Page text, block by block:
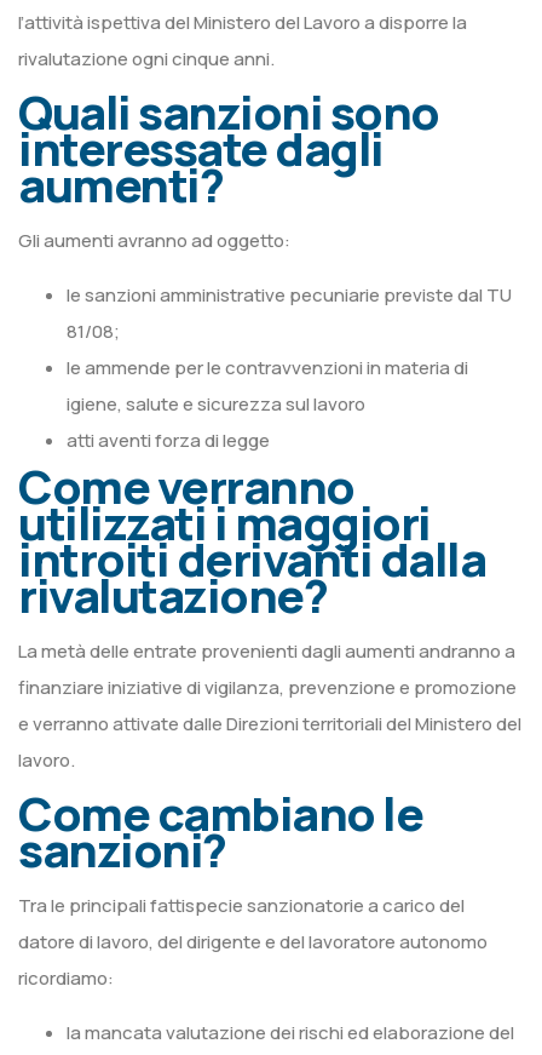
l’attività ispettiva del Ministero del Lavoro a disporre la
rivalutazione ogni cinque anni.
Quali sanzioni sono
interessate dagli
aumenti?
Gli aumenti avranno ad oggetto:
le sanzioni amministrative pecuniarie previste dal TU
81/08;
le ammende per le contravvenzioni in materia di
igiene, salute e sicurezza sul lavoro
atti aventi forza di legge
Come verranno
utilizzati i maggiori
introiti derivanti dalla
rivalutazione?
La metà delle entrate provenienti dagli aumenti andranno a
finanziare iniziative di vigilanza, prevenzione e promozione
e verranno attivate dalle Direzioni territoriali del Ministero del
lavoro.
Come cambiano le
sanzioni?
Tra le principali fattispecie sanzionatorie a carico del
datore di lavoro, del dirigente e del lavoratore autonomo
ricordiamo:
la mancata valutazione dei rischi ed elaborazione del